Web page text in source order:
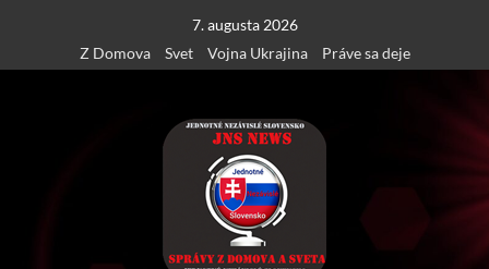
content
7. augusta 2026
Z Domova
Svet Vojna Ukrajina Práve sa deje